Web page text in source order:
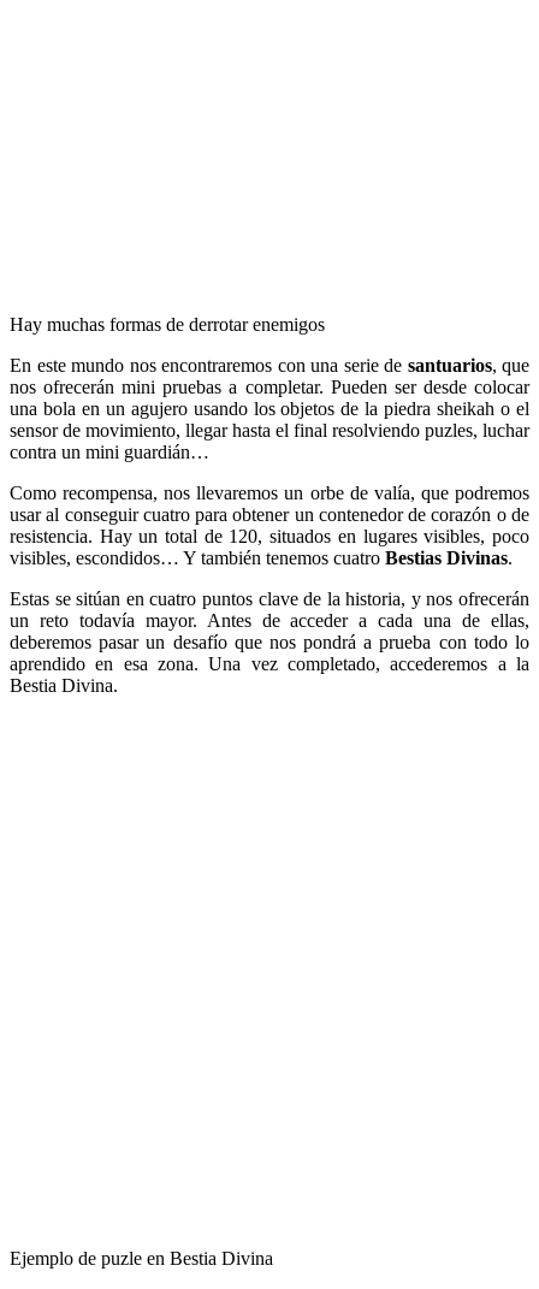
Hay muchas formas de derrotar enemigos
En este mundo nos encontraremos con una serie de santuarios, que
nos ofrecerán mini pruebas a completar. Pueden ser desde colocar
una bola en un agujero usando los objetos de la piedra sheikah o el
sensor de movimiento, llegar hasta el final resolviendo puzles, luchar
contra un mini guardián…
Como recompensa, nos llevaremos un orbe de valía, que podremos
usar al conseguir cuatro para obtener un contenedor de corazón o de
resistencia. Hay un total de 120, situados en lugares visibles, poco
visibles, escondidos… Y también tenemos cuatro Bestias Divinas.
Estas se sitúan en cuatro puntos clave de la historia, y nos ofrecerán
un reto todavía mayor. Antes de acceder a cada una de ellas,
deberemos pasar un desafío que nos pondrá a prueba con todo lo
aprendido en esa zona. Una vez completado, accederemos a la
Bestia Divina.
Ejemplo de puzle en Bestia Divina